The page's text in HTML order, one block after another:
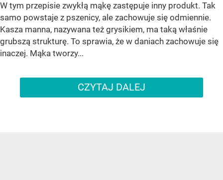
W tym przepisie zwykłą mąkę zastępuje inny produkt. Tak
samo powstaje z pszenicy, ale zachowuje się odmiennie.
Kasza manna, nazywana też grysikiem, ma taką właśnie
grubszą strukturę. To sprawia, że w daniach zachowuje się
inaczej. Mąka tworzy...
CZYTAJ DALEJ